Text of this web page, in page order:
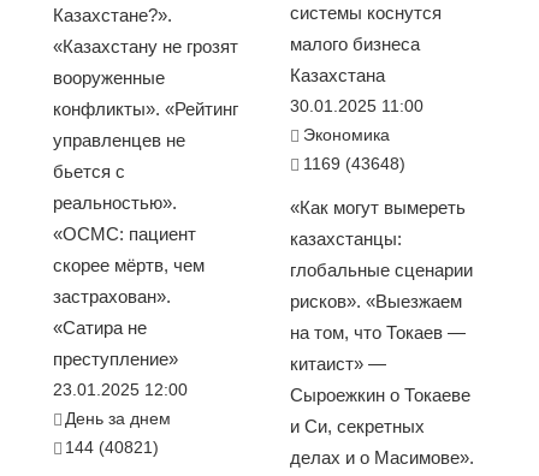
Казахстане?».
«Казахстану не грозят
вооруженные
конфликты». «Рейтинг
управленцев не
бьется с
реальностью».
«ОСМС: пациент
скорее мёртв, чем
застрахован».
«Сатира не
преступление»
23.01.2025 12:00
День за днем
144 (40821)
системы коснутся
малого бизнеса
Казахстана
30.01.2025 11:00
Экономика
1169 (43648)
«Как могут вымереть
казахстанцы:
глобальные сценарии
рисков». «Выезжаем
на том, что Токаев —
китаист» —
Сыроежкин о Токаеве
и Си, секретных
делах и о Масимове».